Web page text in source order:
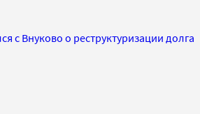
с Внуково о реструктуризации долга